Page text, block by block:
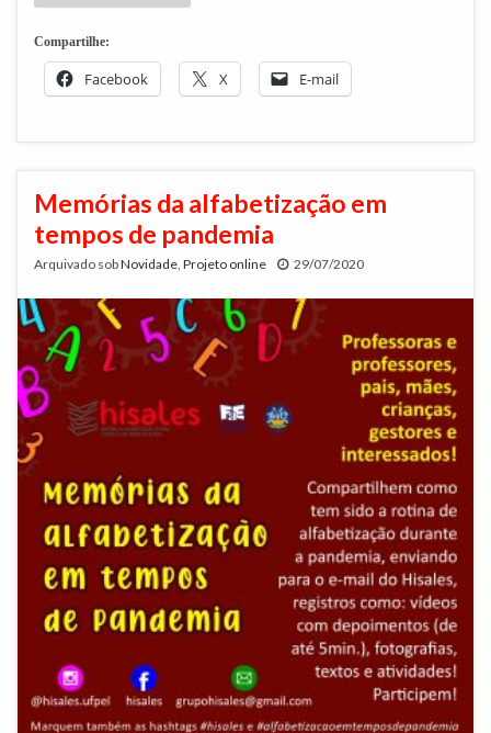
Compartilhe:
Facebook X E-mail
Memórias da alfabetização em
tempos de pandemia
Arquivado sobNovidade Projeto online 29/07/2020